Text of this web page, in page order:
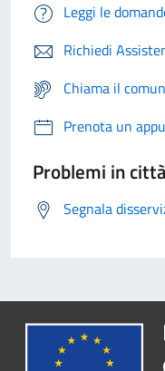
Leggi le
Richiedi
Chiama il
Prenota un
Problemi in città
Segnala